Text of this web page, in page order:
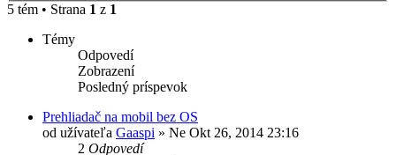
5 tém • Strana 1 z 1
Témy
Odpovedí
Zobrazení
Posledný príspevok
Prehliadač na mobil bez OS
od užívateľa Gaaspi » Ne Okt 26, 2014 23:16
2 Odpovedí